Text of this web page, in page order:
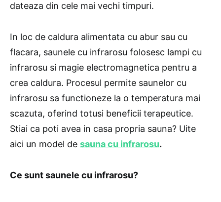
dateaza din cele mai vechi timpuri.
In loc de caldura alimentata cu abur sau cu
flacara, saunele cu infrarosu folosesc lampi cu
infrarosu si magie electromagnetica pentru a
crea caldura. Procesul permite saunelor cu
infrarosu sa functioneze la o temperatura mai
scazuta, oferind totusi beneficii terapeutice.
Stiai ca poti avea in casa propria sauna? Uite
aici un model de sauna cu infrarosu.
Ce sunt saunele cu infrarosu?